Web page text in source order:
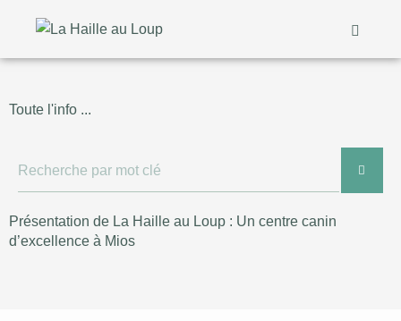
Toute l'info ...
Présentation de La Haille au Loup : Un centre canin
d’excellence à Mios